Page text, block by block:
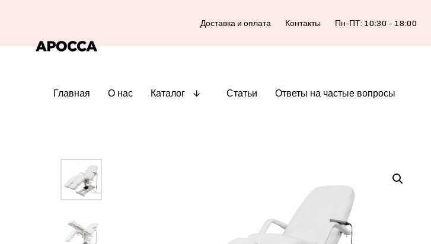
Доставка и оплата Контакты Пн-ПТ: 10:30 - 18:00
Главная О нас Каталог Статьи Ответы на частые вопросы